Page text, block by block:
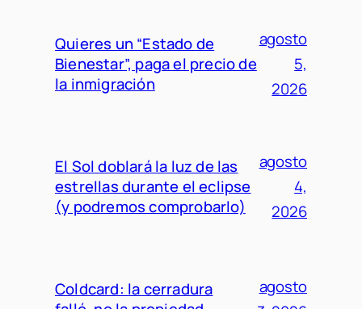
Quieres un “Estado de
Bienestar”, paga el precio de
la inmigración
agosto
5,
2026
El Sol doblará la luz de las
estrellas durante el eclipse
(y podremos comprobarlo)
agosto
4,
2026
Coldcard: la cerradura
agosto